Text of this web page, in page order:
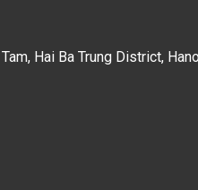
Hai Ba Trung District,